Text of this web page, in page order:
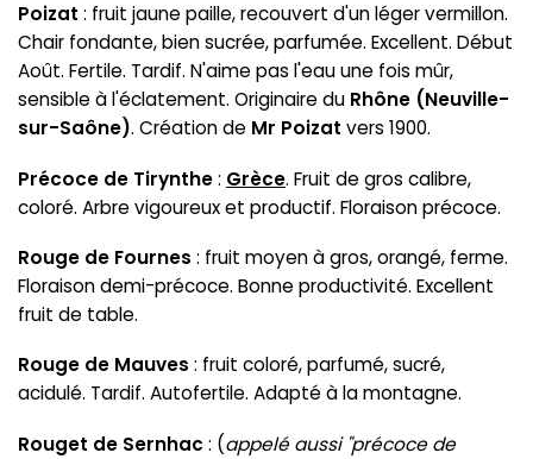
Poizat : fruit jaune paille, recouvert d'un léger vermillon.
Chair fondante, bien sucrée, parfumée. Excellent. Début
Août. Fertile. Tardif. N'aime pas l'eau une fois mûr,
sensible à l'éclatement. Originaire du Rhône (Neuville-
sur-Saône). Création de Mr Poizat vers 1900.
Précoce de Tirynthe: Grèce. Fruit de gros calibre,
coloré. Arbre vigoureux et productif. Floraison précoce.
Rouge de Fournes : fruit moyen à gros, orangé, ferme.
Floraison demi-précoce. Bonne productivité. Excellent
fruit de table.
Rouge de Mauves : fruit coloré, parfumé, sucré,
acidulé. Tardif. Autofertile. Adapté à la montagne.
Rouget de Sernhac : (appelé aussi "précoce de